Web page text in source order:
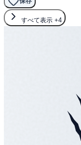
すべて表示 +4